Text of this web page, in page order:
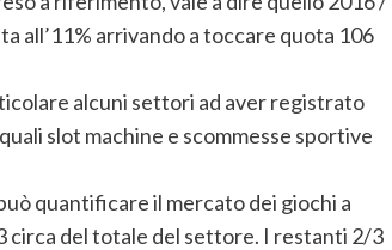
all’11% arrivando a toccare quota 106
alcuni settori ad aver registrato
slot machine e scommesse sportive
quantificare il mercato dei giochi a
circa del totale del settore. I restanti 2/3